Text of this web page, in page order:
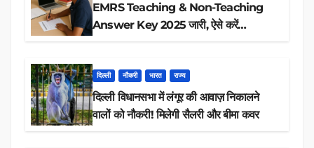
EMRS Teaching & Non-Teaching
Answer Key 2025 जारी, ऐसे करें
दिल्ली नौकरी भारत राज्य
दिल्ली विधानसभा में लंगूर की आवाज़ निकालने
वालों को नौकरी! मिलेगी सैलरी और बीमा कवर